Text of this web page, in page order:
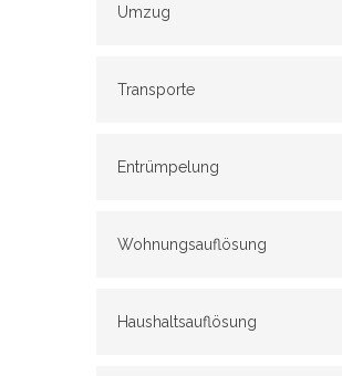
Umzug
Transporte
Entrümpelung
Wohnungsauflösung
Haushaltsauflösung